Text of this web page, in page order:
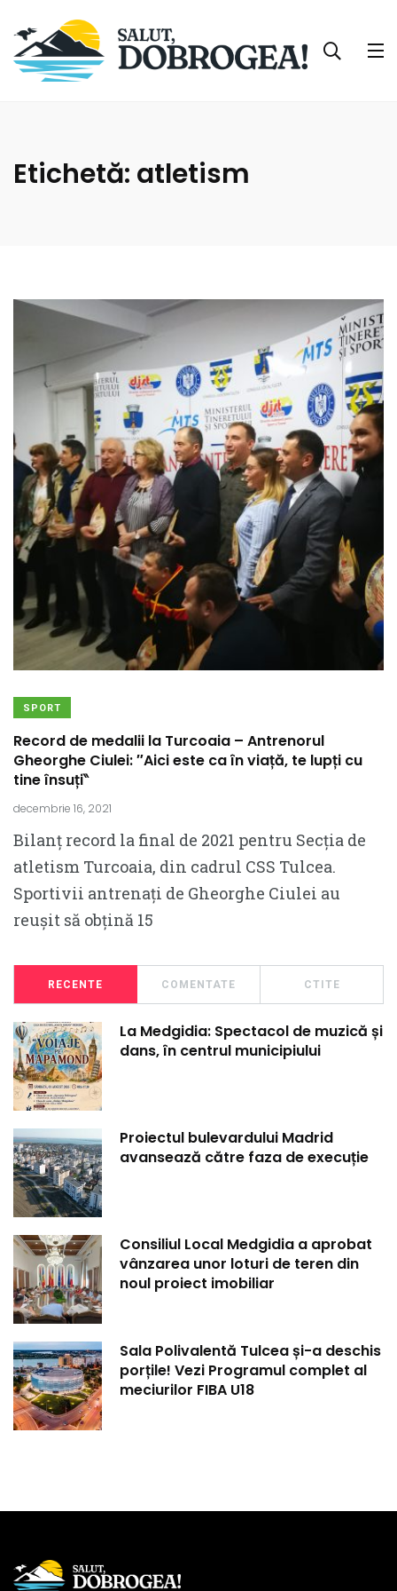
Etichetă: atletism
SPORT
Record de medalii la Turcoaia – Antrenorul
Gheorghe Ciulei: ″Aici este ca în viață, te lupți cu
tine însuți‶
decembrie 16, 2021
Bilanț record la final de 2021 pentru Secția de
atletism Turcoaia, din cadrul CSS Tulcea.
Sportivii antrenați de Gheorghe Ciulei au
reușit să obțină 15
RECENTE COMENTATE CTITE
La Medgidia: Spectacol de muzică și
dans, în centrul municipiului
Proiectul bulevardului Madrid
avansează către faza de execuție
Consiliul Local Medgidia a aprobat
vânzarea unor loturi de teren din
noul proiect imobiliar
Sala Polivalentă Tulcea și-a deschis
porțile! Vezi Programul complet al
meciurilor FIBA U18